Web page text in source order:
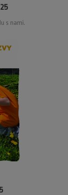
s nami.